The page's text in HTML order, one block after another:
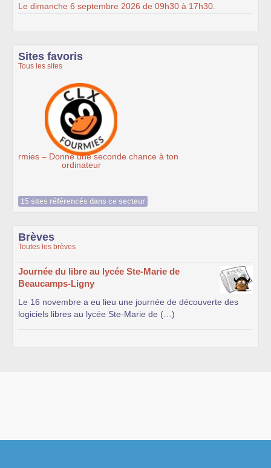
Le dimanche 6 septembre 2026 de 09h30 à 17h30.
Sites favoris
Tous les sites
Ateliers du Libre à Roubaix
15 sites référencés dans ce secteur
Brèves
Toutes les brèves
Journée du libre au lycée Ste-Marie de
Beaucamps-Ligny
Le 16 novembre a eu lieu une journée de découverte des
logiciels libres au lycée Ste-Marie de (…)